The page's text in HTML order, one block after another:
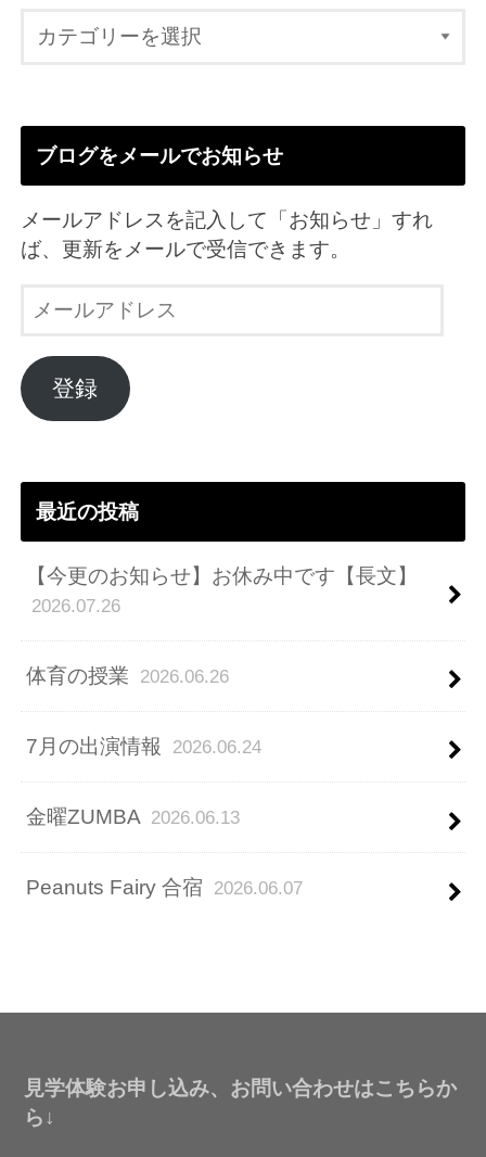
ブログをメールでお知らせ
メールアドレスを記入して「お知らせ」すれ
ば、更新をメールで受信できます。
ル
ア
ド
登録
最近の投稿
【今更のお知らせ】お休み中です【長文】
2026.07.26
体育の授業 2026.06.26
7月の出演情報 2026.06.24
金曜ZUMBA 2026.06.13
Peanuts Fairy 合宿 2026.06.07
見学体験お申し込み、お問い合わせはこちらか
ら↓